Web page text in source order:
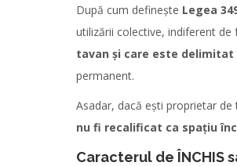
După cum definește Legea
utilizării colective, indiferent
tavan și care este delimitat
permanent.
Asadar, dacă ești proprietar
nu fi recalificat ca spațiu
Caracterul de ÎNCHIS